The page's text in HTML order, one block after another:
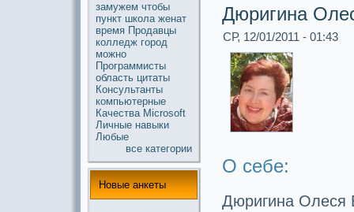
замужем чтобы
пункт школа женат
время Продавцы
колледж город
можнo
Прогpaммисты
область цитаты
Консультанты
компьютерные
Качества Microsoft
Личные навыки
Любые
все кaтегории
Новые анкеты
Дюригина
СР, 12/01/2011 - 01:43
О себе:
Дюригина Олеся